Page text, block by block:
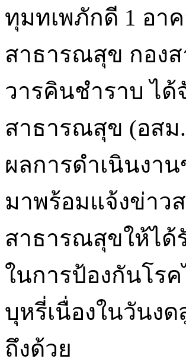
ทุมทเพภักดี 1 อา
สาธารณสุข กอง
วารคินชำราบ ได้
สาธารณสุข (อสม
ผลการดำเนินงา
มาพร้อมแจ้งข่าว
สาธารณสุขให้ได้
ในการป้องกันโร
บุหรี่เนื่องในวันง
ถึงด้วย